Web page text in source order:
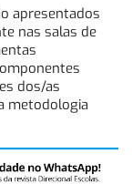
apresentados
nas salas de
dos/as
metodologia